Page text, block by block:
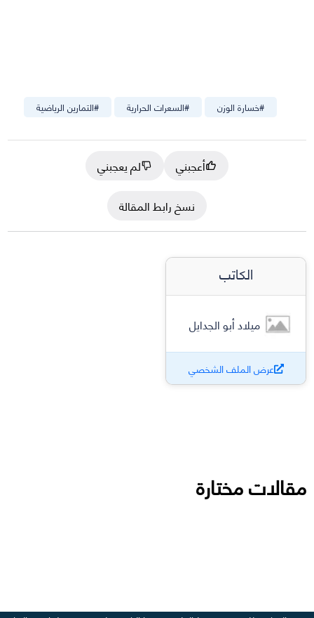
#التمارين الرياضية #السعرات الحرارية #خسارة الوزن
أعجبني
لم يعجبني
نسخ رابط المقالة
الكاتب
ميلاد أبو الجدايل
عرض الملف الشخصي
مقالات مختارة